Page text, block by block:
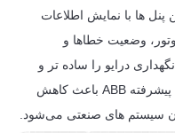
پنل ها با نمایش اطلاعات
وضعیت خطاها و
درایو را ساده تر و
دقیق تر می‌سازند. استفاده از کنترلر های پیشرفته ABB باعث کاهش
سیستم های صنعتی می‌شود.